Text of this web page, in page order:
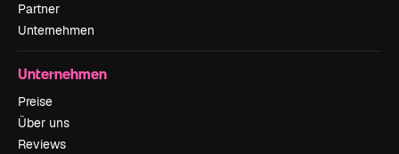
Partner
Unternehmen
Unternehmen
Preise
Über uns
Reviews